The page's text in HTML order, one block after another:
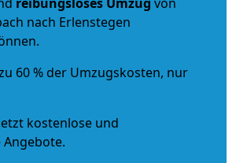
nach Erlenstegen
60 % der Umzugskosten, nur
kostenlose und